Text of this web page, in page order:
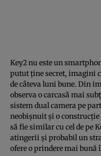
Key2 nu este un
putut ţine secret, imagini
de câteva luni bune. Din
observa o carcasă mai
sistem dual camera pe
neobişnuit şi o
să fie similar cu cel de pe
atingerii şi probabil un
ofere o prindere mai bună